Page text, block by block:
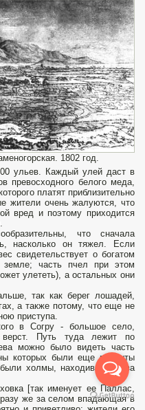
1802 год.
ульев. Каждый улей даст в
превосходного белого меда,
платят приблизительно
жители очень жалуются, что
вред и поэтому приходится
что сначала
насколько он тяжел. Если
свидетельствует о богатом
земле; часть пчел при этом
улететь), а остальных они
так как берег лошадей,
а также потому, что еще не
приступа.
в Согру - большое село,
Путь туда лежит по
можно было видеть часть
которых были еще покрыты
холмы, находившиеся за
[так именует ее Паллас,
же за селом впадающая в